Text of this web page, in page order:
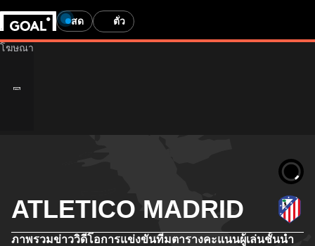
สด ตั๋ว
ATLETICO MADRID
ภาพรวมข่าววิดีโอการแข่งขันทีมตารางคะแนนผู้เล่นชั้นนำ